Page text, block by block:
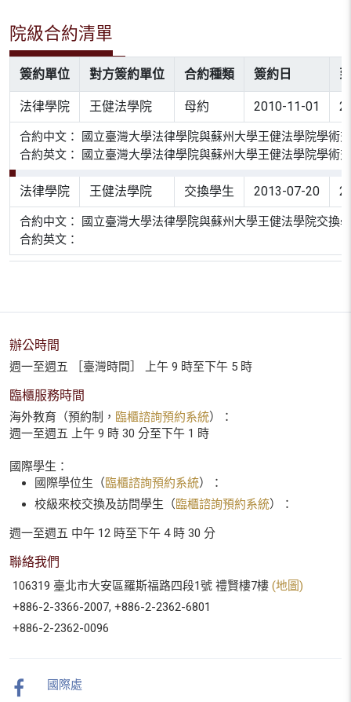
院級合約清單
簽約單位 對方簽約單位 合約種類 簽約日
法律學院 王健法學院 母約 2010-11-01
合約中文： 國立臺灣大學法律學院與蘇州大學王健法學院學術
合約英文： 國立臺灣大學法律學院與蘇州大學王健法學院學術
法律學院 王健法學院 交換學生 2013-07-20
合約中文： 國立臺灣大學法律學院與蘇州大學王健法學院交換
合約英文：
辦公時間
週一至週五 ［臺灣時間］ 上午 9 時至下午 5 時
臨櫃服務時間
海外教育（預約制， 臨櫃諮詢預約系統）：
週一至週五 上午 9 時 30 分至下午 1 時
國際學生：
國際學位生（臨櫃諮詢預約系統）：
校級來校交換及訪問學生（臨櫃諮詢預約系統）：
週一至週五 中午 12 時至下午 4 時 30 分
聯絡我們
106319 臺北市大安區羅斯福路四段1號 禮賢樓7樓 (地圖)
+886-2-3366-2007, +886-2-2362-6801
+886-2-2362-0096
國際處